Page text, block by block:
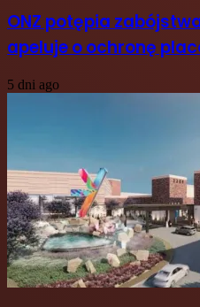
ONZ potępia
apeluje o ochronę
5 dni ago